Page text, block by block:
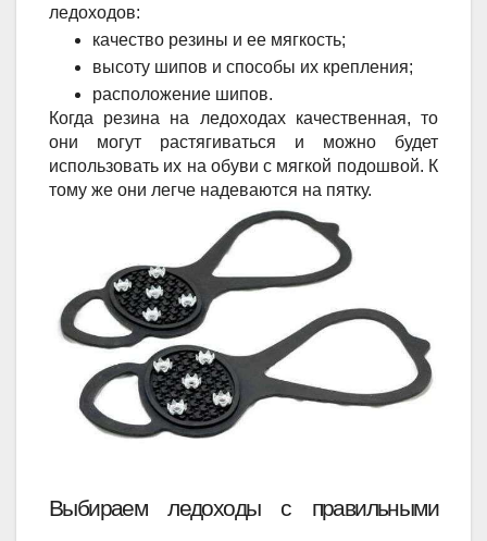
ледоходов:
качество резины и ее мягкость;
высоту шипов и способы их крепления;
расположение шипов.
Когда резина на ледоходах качественная, то
они могут растягиваться и можно будет
использовать их на обуви с мягкой подошвой. К
тому же они легче надеваются на пятку.
Выбираем ледоходы с правильными